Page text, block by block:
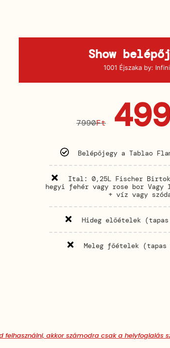
Show
1001 Éjszaka by:
7990Ft
Belépőjegy a Tablao
Ital: 0,25L Fischer
hegyi fehér vagy rose bor Vagy
+ víz vagy
Hideg előételek
Meleg főételek (tapas
akkor számodra csak a helyfoglalás